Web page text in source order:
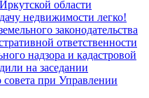
области
недвижимости легко!
законодательства
ответственности
надзора и кадастровой
на заседании
при Управлении